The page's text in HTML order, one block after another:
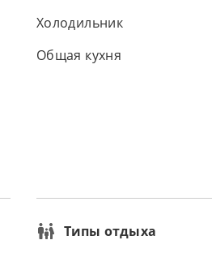
Холодильник
Общая кухня
Типы отдыха